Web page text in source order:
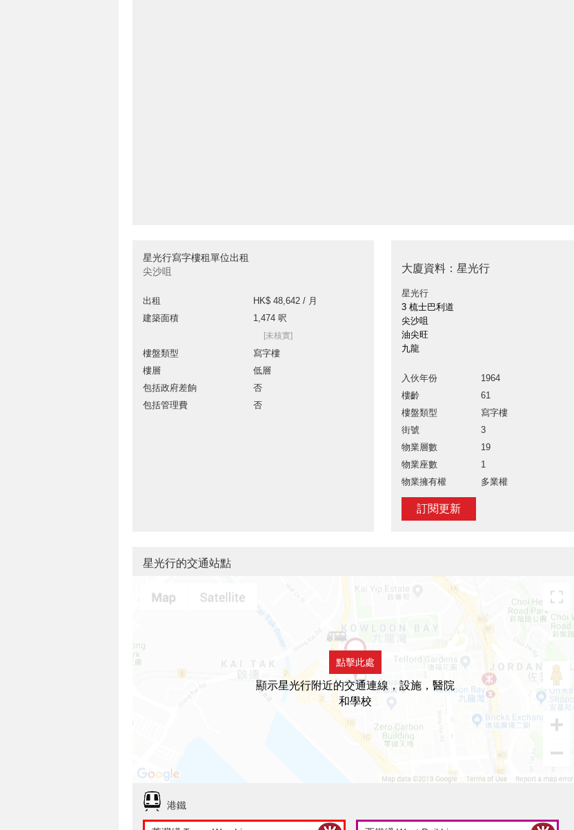
星光行寫字樓租單位出租
尖沙咀
出租
HK$ 48,642 / 月
建築面積
1,474 呎
[未核實]
樓盤類型
寫字樓
樓層
低層
包括政府差餉
否
包括管理費
否
大廈資料：星光行
星光行
3 梳士巴利道
尖沙咀
油尖旺
九龍
入伙年份
1964
樓齡
61
樓盤類型
寫字樓
街號
3
物業層數
19
物業座數
1
物業擁有權
多業權
訂閱更新
星光行的交通站點
點擊此處
顯示星光行附近的交通連線，設施，醫院
和學校
港鐵